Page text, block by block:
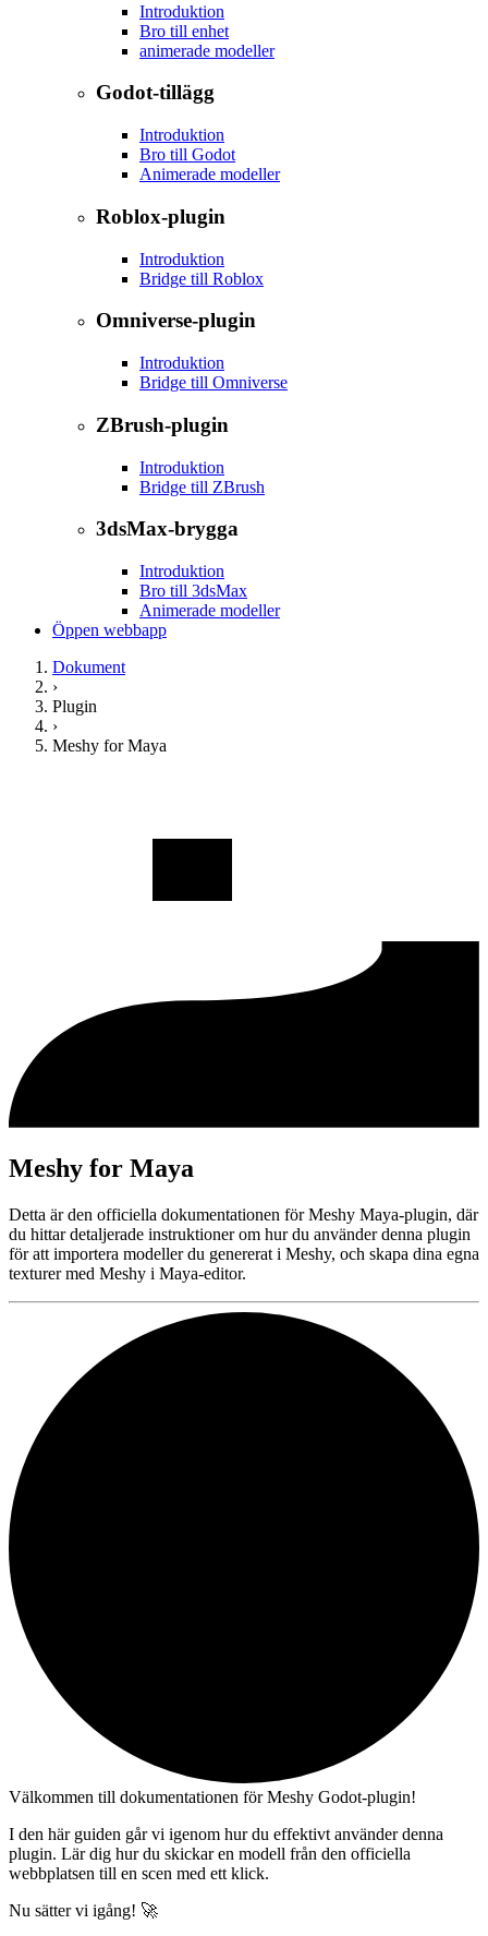
Introduktion
Bro till enhet
animerade modeller
Godot-tillägg
Introduktion
Bro till Godot
Animerade modeller
Roblox-plugin
Introduktion
Bridge till Roblox
Omniverse-plugin
Introduktion
Bridge till Omniverse
ZBrush-plugin
Introduktion
Bridge till ZBrush
3dsMax-brygga
Introduktion
Bro till 3dsMax
Animerade modeller
Öppen webbapp
Dokument
›
Plugin
›
Meshy for Maya
Meshy for Maya
Detta är den officiella dokumentationen för Meshy Maya-plugin, där
du hittar detaljerade instruktioner om hur du använder denna plugin
för att importera modeller du genererat i Meshy, och skapa dina egna
texturer med Meshy i Maya-editor.
Välkommen till dokumentationen för Meshy Godot-plugin!
I den här guiden går vi igenom hur du effektivt använder denna
plugin. Lär dig hur du skickar en modell från den officiella
webbplatsen till en scen med ett klick.
Nu sätter vi igång! 🚀